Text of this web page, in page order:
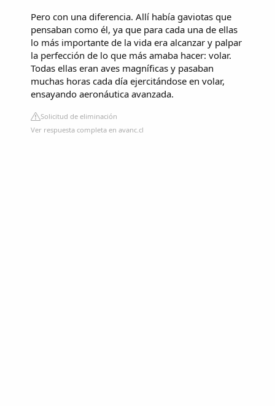
Pero con una diferencia. Allí había gaviotas que
pensaban como él, ya que para cada una de ellas
lo más importante de la vida era alcanzar y palpar
la perfección de lo que más amaba hacer: volar.
Todas ellas eran aves magníficas y pasaban
muchas horas cada día ejercitándose en volar,
ensayando aeronáutica avanzada.
Solicitud de eliminación
Ver respuesta completa en avanc.cl